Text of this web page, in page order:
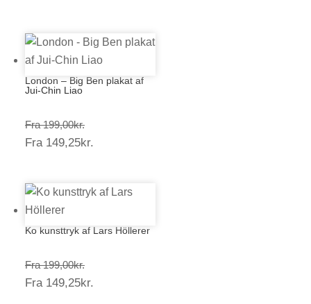
London – Big Ben plakat af
Jui-Chin Liao
Fra 199,00kr.Prisinterval:
199,00kr.
Fra 149,25kr.
Ko kunsttryk af Lars Höllerer
Fra 199,00kr.Prisinterval:
199,00kr.
Fra 149,25kr.